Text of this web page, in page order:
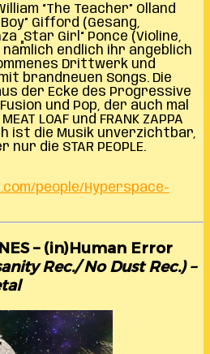
“The Teacher” Olland
Gifford (Gesang,
„Star Girl“ Ponce (Violine,
endlich ihr angeblich
Drittwerk und
brandneuen Songs. Die
der Ecke des Progressive
und Pop, der auch mal
LOAF und FRANK ZAPPA
ist die Musik unverzichtbar,
die STAR PEOPLE.
people/Hyperspace-
– (in)Human Error
Rec./ No Dust Rec.) –